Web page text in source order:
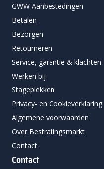
GWW Aanbestedingen
Betalen
Bezorgen
Retourneren
Service, garantie & klachten
Werken bij
Stageplekken
Privacy- en Cookieverklaring
Algemene voorwaarden
Over Bestratingsmarkt
Contact
Contact